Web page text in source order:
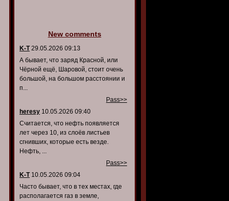
New comments
K-T29.05.2026 09:13
А бывает, что заряд Красной, или
Чёрной ещё, Шаровой, стоит очень
большой, на большом расстоянии и
п...
Pass>>
heresy 10.05.2026 09:40
Считается, что нефть появляется
лет через 10, из слоёв листьев
сгнивших, которые есть везде.
Нефть, ...
Pass>>
K-T10.05.2026 09:04
Часто бывает, что в тех местах, где
располагается газ в земле,